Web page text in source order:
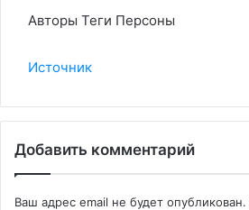
Авторы Теги Персоны
Источник
Добавить комментарий
Ваш адрес email не будет опубликован.